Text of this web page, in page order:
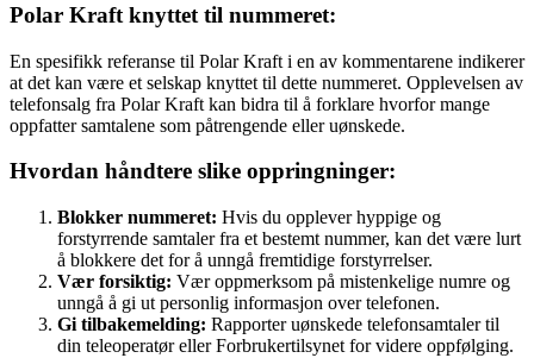
Polar Kraft knyttet til nummeret:
En spesifikk referanse til Polar Kraft i en av kommentarene indikerer
at det kan være et selskap knyttet til dette nummeret. Opplevelsen av
telefonsalg fra Polar Kraft kan bidra til å forklare hvorfor mange
oppfatter samtalene som påtrengende eller uønskede.
Hvordan håndtere slike oppringninger:
Blokker nummeret: Hvis du opplever hyppige og
forstyrrende samtaler fra et bestemt nummer, kan det være lurt
å blokkere det for å unngå fremtidige forstyrrelser.
Vær forsiktig: Vær oppmerksom på mistenkelige numre og
unngå å gi ut personlig informasjon over telefonen.
Gi tilbakemelding: Rapporter uønskede telefonsamtaler til
din teleoperatør eller Forbrukertilsynet for videre oppfølging.